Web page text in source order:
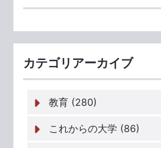
カテゴリアーカイブ
教育 (280)
これからの大学 (86)